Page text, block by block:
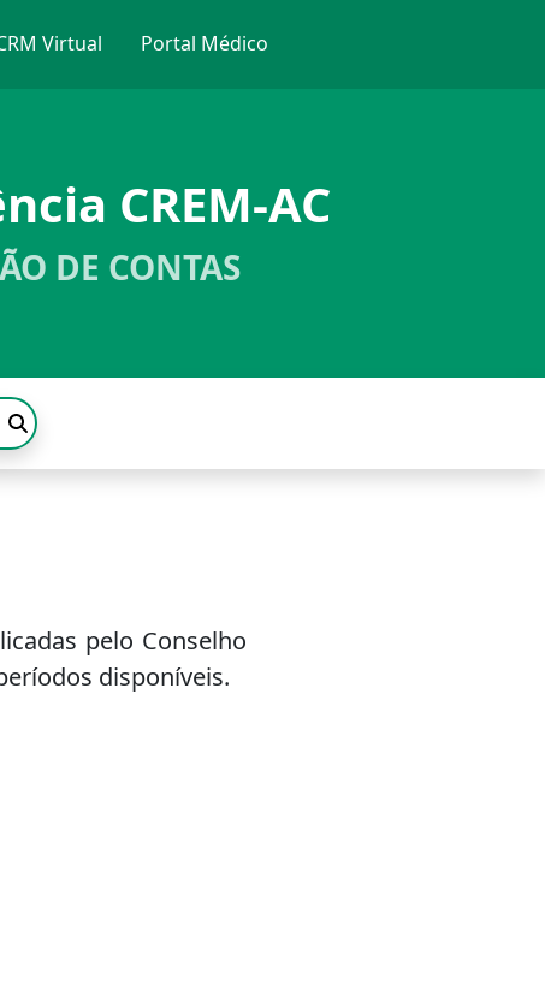
Virtual Portal Médico
CREM-AC
DE CONTAS
pelo Conselho
disponíveis.